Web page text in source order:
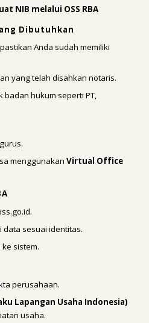
NIB melalui OSS RBA
Dibutuhkan
Anda sudah memiliki
yang telah disahkan notaris.
badan hukum seperti PT,
menggunakanVirtual Office
data sesuai identitas.
sistem.
perusahaan.
Lapangan Usaha Indonesia)
usaha.